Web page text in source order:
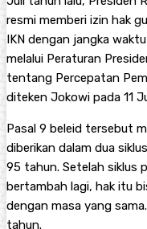
resmi memberi izin hak
IKN dengan jangka
melalui Peraturan
tentang Percepatan
diteken Jokowi pada 11
Pasal 9 beleid tersebut
diberikan dalam dua
95 tahun. Setelah siklus
bertambah lagi, hak itu
dengan masa yang
tahun.